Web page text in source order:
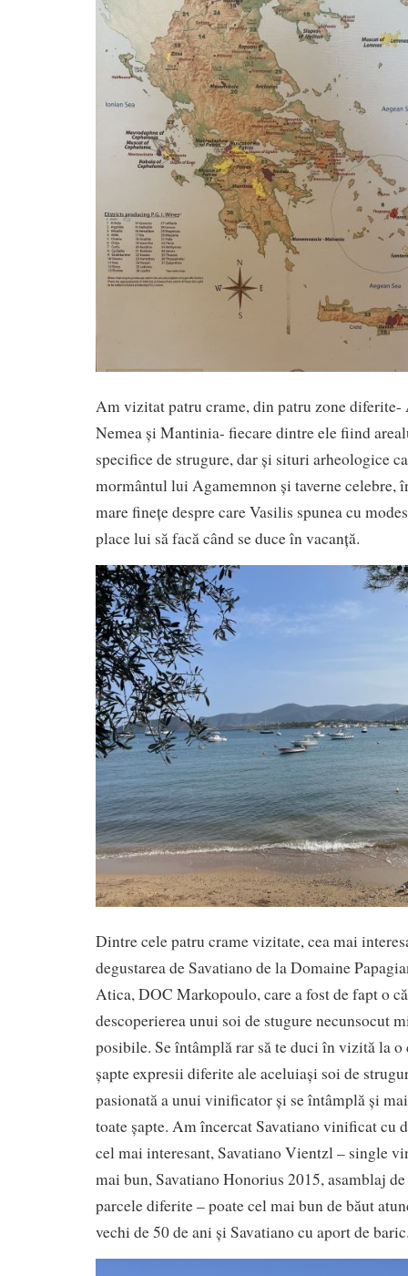
Am vizitat patru crame, din patru zone
Nemea și Mantinia- fiecare dintre ele fiind
specifice de strugure, dar și situri arheologice
mormântul lui Agamemnon și taverne celebre,
mare finețe despre care Vasilis spunea cu
place lui să facă când se duce în vacanță.
Dintre cele patru crame vizitate, cea mai
degustarea de Savatiano de la Domaine
Atica, DOC Markopoulo, care a fost de fapt o
descoperierea unui soi de stugure necunsocut
posibile. Se întâmplă rar să te duci în vizită la o
șapte expresii diferite ale aceluiași soi de
pasionată a unui vinificator și se întâmplă și
toate șapte. Am încercat Savatiano vinificat cu
cel mai interesant, Savatiano Vientzl – single
mai bun, Savatiano Honorius 2015, asamblaj
parcele diferite – poate cel mai bun de băut
vechi de 50 de ani și Savatiano cu aport de